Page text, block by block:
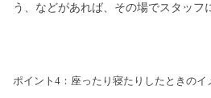
う、などがあれば、その場でスタッフ
ポイント4：座ったり寝たりしたときのイ